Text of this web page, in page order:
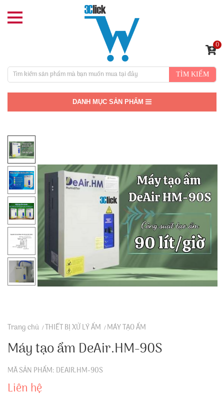
TÌM KIẾM
0
DANH MỤC SẢN PHẨM
Trang chủ THIẾT BỊ XỬ LÝ ẨM MÁY TẠO ẨM
Máy tạo ẩm DeAir.HM-90S
MÃ SẢN PHẨM: DEAIR.HM-90S
Liên hệ